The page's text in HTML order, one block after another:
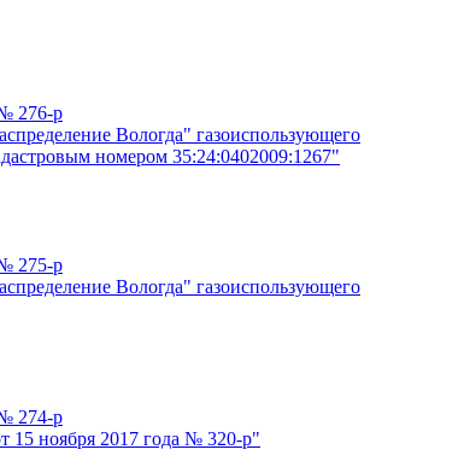
276-р
Вологда" газоиспользующего
номером 35:24:0402009:1267"
275-р
Вологда" газоиспользующего
274-р
15 ноября 2017 года № 320-р"